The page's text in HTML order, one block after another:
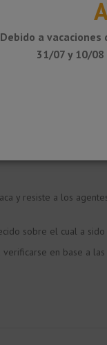
del solado. Para la
las piezas de
de mortero
se realizará el
e
deberá instalar la
área frontal de la pared.
y lacado.
y resiste a los
sobre el cual a
en base a
Debido a
31/07 y 10/